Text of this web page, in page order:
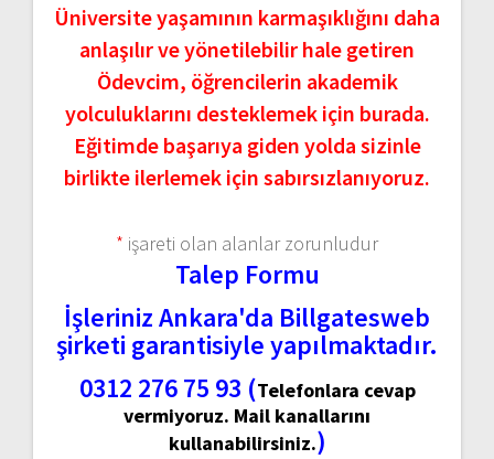
Üniversite yaşamının karmaşıklığını daha
anlaşılır ve yönetilebilir hale getiren
Ödevcim, öğrencilerin akademik
yolculuklarını desteklemek için burada.
Eğitimde başarıya giden yolda sizinle
birlikte ilerlemek için sabırsızlanıyoruz.
* işareti olan alanlar zorunludur
Talep Formu
İşleriniz Ankara'da Billgatesweb
şirketi garantisiyle yapılmaktadır.
0312 276 75 93 (Telefonlara cevap
vermiyoruz. Mail kanallarını
kullanabilirsiniz.)